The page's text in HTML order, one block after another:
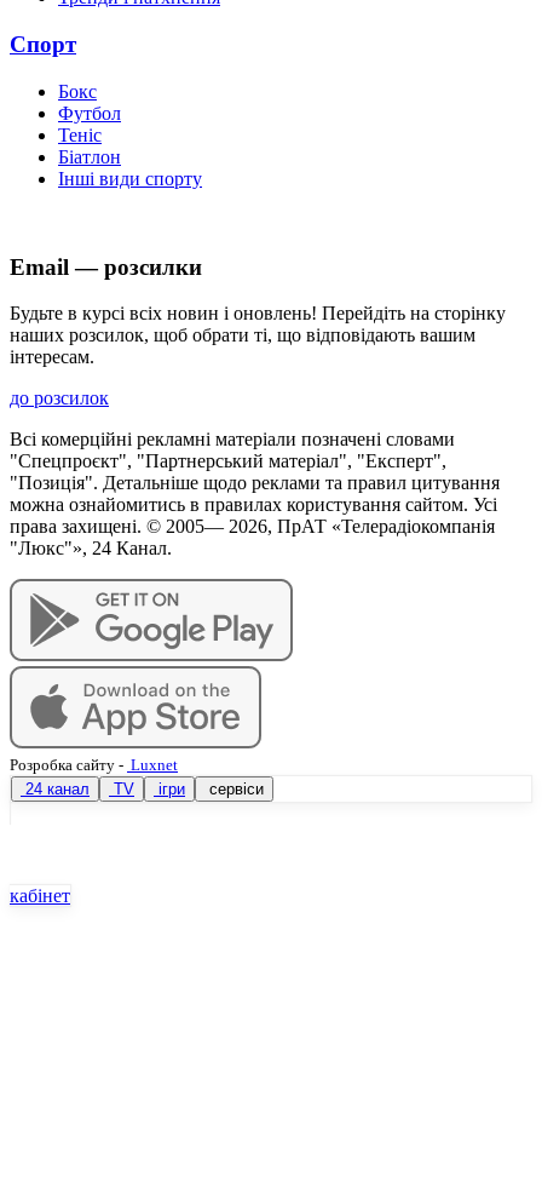
Спорт
Бокс
Футбол
Теніс
Біатлон
Інші види спорту
Email — розсилки
Будьте в курсі всіх новин і оновлень! Перейдіть на сторінку
наших розсилок, щоб обрати ті, що відповідають вашим
інтересам.
до розсилок
Всі комерційні рекламні матеріали позначені словами
"Спецпроєкт", "Партнерський матеріал", "Експерт",
"Позиція". Детальніше щодо реклами та правил цитування
можна ознайомитись в правилах користування сайтом. Усі
права захищені. © 2005— 2026, ПрАТ «Телерадіокомпанія
"Люкс"», 24 Канал.
Розробка сайту - Luxnet
24 канал
TV ігри сервіси
кабінет